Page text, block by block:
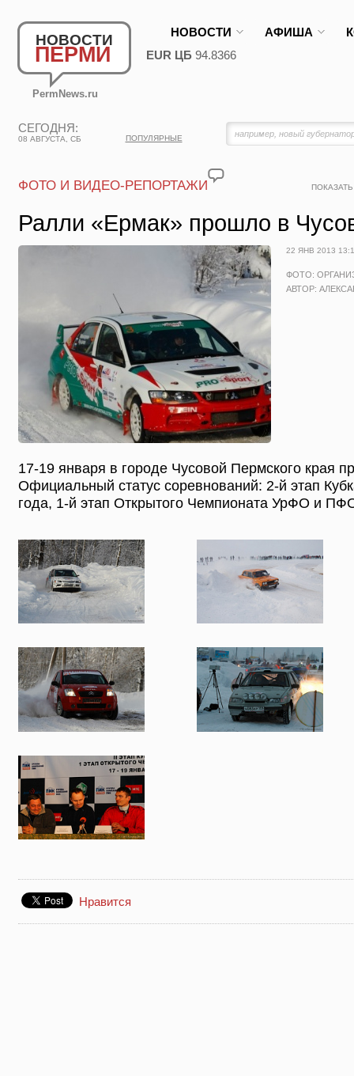
НОВОСТИ
ПЕРМИ
PermNews.ru
НОВОСТИ АФИША
EUR ЦБ 94.8366
СЕГОДНЯ:
08 АВГУСТА, СБ ПОПУЛЯРНЫЕ
ФОТО И ВИДЕО-РЕПОРТАЖИ
Ралли «Ермак» прошло в
22 ЯНВ 2013
ФОТО:
АВТОР:
17-19 января в городе Чусовой Пермского края
Официальный статус соревнований: 2-й этап
года, 1-й этап Открытого Чемпионата УрФО и
Нравится